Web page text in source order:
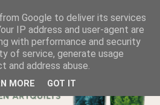
Google to deliver its services
IP address and user-agent are
with performance and security
of service, generate usage
address abuse.
MORE GOT IT